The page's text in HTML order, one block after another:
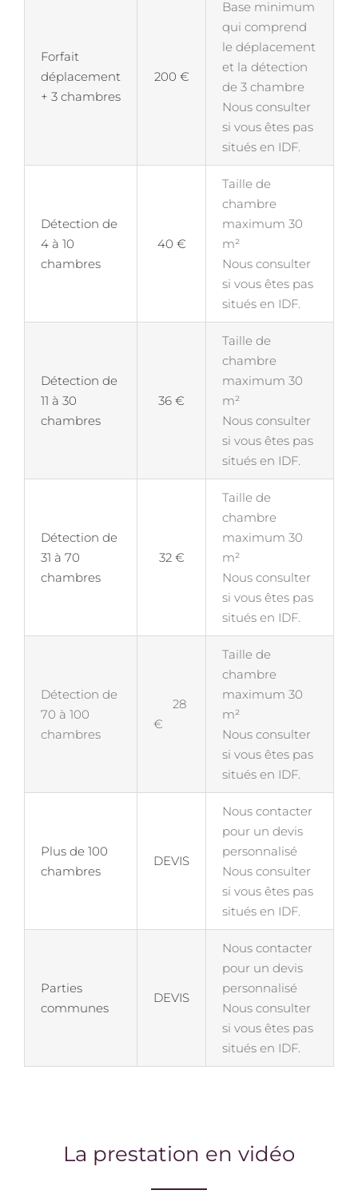
Forfait
déplacement
+ 3 chambres
200 €
Base minimum
qui comprend
le déplacement
et la détection
de 3 chambre
Nous consulter
si vous êtes pas
situés en IDF.
Détection de
4 à 10
chambres
40 €
Taille de
chambre
maximum 30
m²
Nous consulter
si vous êtes pas
situés en IDF.
Détection de
11 à 30
chambres
36 €
Taille de
chambre
maximum 30
m²
Nous consulter
si vous êtes pas
situés en IDF.
Détection de
31 à 70
chambres
32 €
Taille de
chambre
maximum 30
m²
Nous consulter
si vous êtes pas
situés en IDF.
Détection de
70 à 100
chambres
28
€
Taille de
chambre
maximum 30
m²
Nous consulter
si vous êtes pas
situés en IDF.
Plus de 100
chambres
DEVIS
Nous contacter
pour un devis
personnalisé
Nous consulter
si vous êtes pas
situés en IDF.
Parties
communes
DEVIS
Nous contacter
pour un devis
personnalisé
Nous consulter
si vous êtes pas
situés en IDF.
La prestation en vidéo